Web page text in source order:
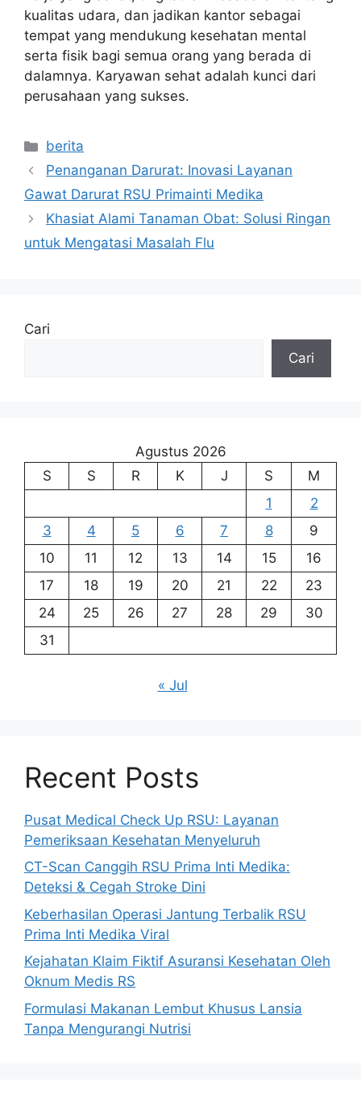
kualitas udara, dan jadikan kantor sebagai
tempat yang mendukung kesehatan mental
serta fisik bagi semua orang yang berada di
dalamnya. Karyawan sehat adalah kunci dari
perusahaan yang sukses.
Kategori
berita
Penanganan Darurat: Inovasi Layanan
Gawat Darurat RSU Primainti Medika
Khasiat Alami Tanaman Obat: Solusi Ringan
untuk Mengatasi Masalah Flu
Cari
Cari
Agustus 2026
S
S R K J S
M
1
2
3
4 5 6 7 8
9
10
11 12 13 14 15
16
17
18 19 20 21 22
23
24
25 26 27 28 29
30
31
« Jul
Recent Posts
Pusat Medical Check Up RSU: Layanan
Pemeriksaan Kesehatan Menyeluruh
CT-Scan Canggih RSU Prima Inti Medika:
Deteksi & Cegah Stroke Dini
Keberhasilan Operasi Jantung Terbalik RSU
Prima Inti Medika Viral
Kejahatan Klaim Fiktif Asuransi Kesehatan Oleh
Oknum Medis RS
Formulasi Makanan Lembut Khusus Lansia
Tanpa Mengurangi Nutrisi